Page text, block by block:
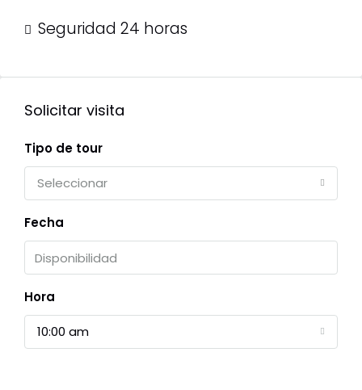
Seguridad 24 horas
Solicitar visita
Tipo de tour
Seleccionar
Fecha
Hora
10:00 am